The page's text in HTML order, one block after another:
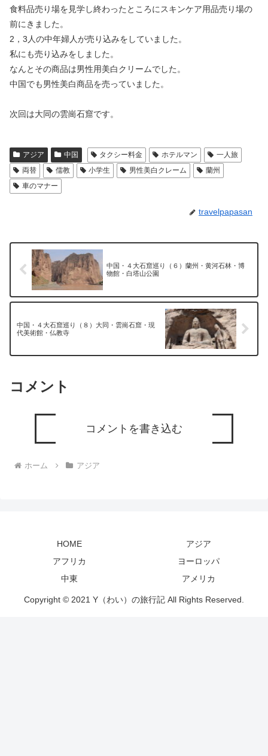
食料品売り場を見学し終わったところにスキンケア用品売り場の
前にきました。
2，3人の中年婦人が売り込みをしていました。
私にも売り込みをしました。
なんとその商品は男性用美白クリームでした。
中国でも男性美白商品を売っていました。
次回は大同の雲崗石窟です。
アジア 中国 タクシー料金 ホテルマン
一人旅
両替
儒教 小学生 男性美白クレーム
蘭州
車のマナー
travelpapasan
中国・４大石窟巡り（６）蘭州・黄河石林・博
物館・白塔山公園
中国・４大石窟巡り（８）大同・雲崗石窟・現
代美術館・仏教寺
コメント
コメントを書き込む
ホーム アジア
HOME
アジア
アフリカ
ヨーロッパ
中東
アメリカ
Copyright © 2021 Y（わい）の旅行記 All Rights Reserved.